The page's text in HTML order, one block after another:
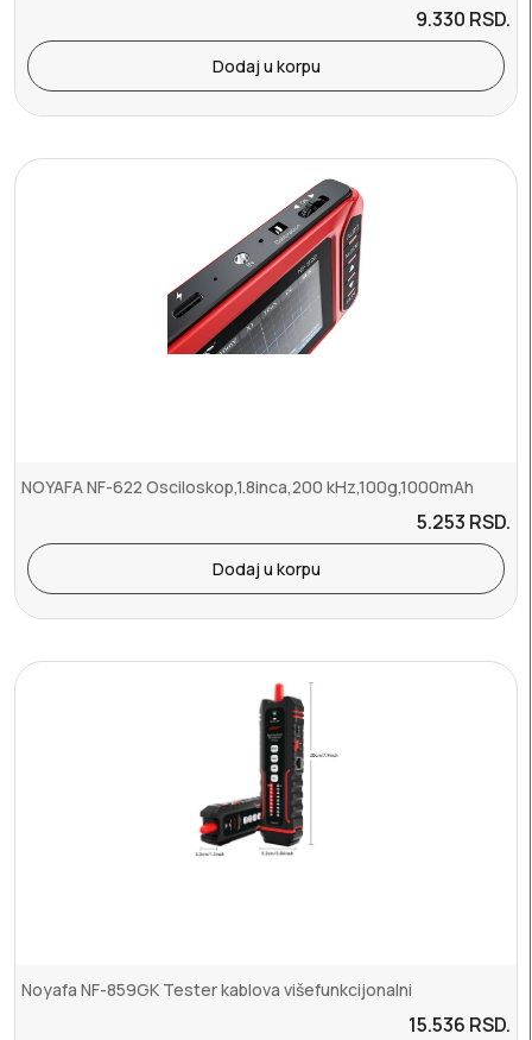
9.330 RSD.
Dodaj u korpu
NOYAFA NF-622 Osciloskop,1.8inca,200 kHz,100g,1000mAh
5.253 RSD.
Dodaj u korpu
Noyafa NF-859GK Tester kablova višefunkcijonalni
15.536 RSD.